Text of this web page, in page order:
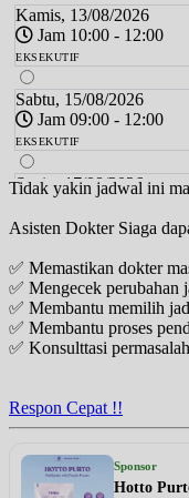
Kamis, 13/08/2026
Jam 10:00 - 12:00
EKSEKUTIF
Sabtu, 15/08/2026
Jam 09:00 - 12:00
EKSEKUTIF
Senin, 17/08/2026
Jam 10:00 - 12:00
EKSEKUTIF
Rabu, 19/08/2026
Jam 10:00 - 12:00
EKSEKUTIF
Kamis, 20/08/2026
Jam 09:00 - 12:00
EKSEKUTIF
Tidak yakin jadwal ini
Asisten Dokter Siaga
✅ Memastikan dokter
✅ Mengecek perubahan
✅ Membantu memilih
✅ Membantu proses
✅ Konsulttasi
Respon Cepat !!
Sponsor
Hotto